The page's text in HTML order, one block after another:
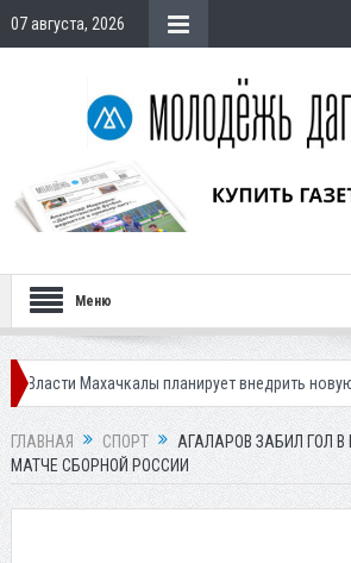
07 августа, 2026
Меню
планирует внедрить новую систему
ГЛАВНАЯ СПОРТ
АГАЛАРОВ ЗАБИЛ ГОЛ
МАТЧЕ СБОРНОЙ РОССИИ